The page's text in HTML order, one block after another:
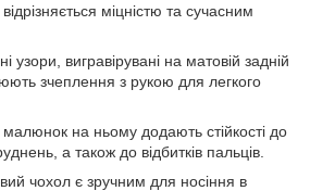
міцністю та сучасним
узори,
вигравірувані на матовій задній
зчеплення з рукою для легкого
на ньому додають стійкості до
а також до відбитків пальців.
чохол є зручним для носіння в